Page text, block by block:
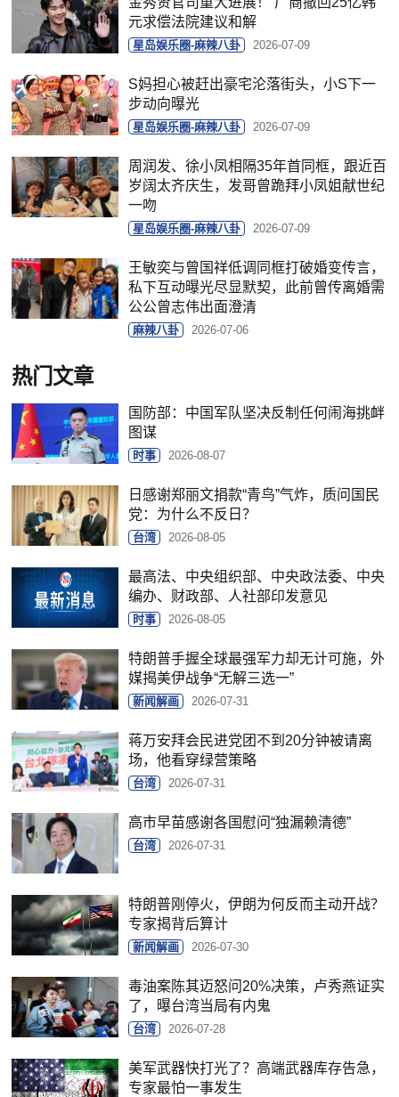
元求偿法院建议和解
星岛娱乐圈-麻辣八卦 2026-07-09
S妈担心被赶出豪宅沦落街头，小S下一
步动向曝光
星岛娱乐圈-麻辣八卦 2026-07-09
周润发、徐小凤相隔35年首同框，跟近百
岁阔太齐庆生，发哥曾跪拜小凤姐献世纪
一吻
星岛娱乐圈-麻辣八卦 2026-07-09
王敏奕与曾国祥低调同框打破婚变传言，
私下互动曝光尽显默契，此前曾传离婚需
公公曾志伟出面澄清
麻辣八卦 2026-07-06
热门文章
国防部：中国军队坚决反制任何闹海挑衅
图谋
时事 2026-08-07
日感谢郑丽文捐款“青鸟”气炸，质问国民
党：为什么不反日？
台湾 2026-08-05
最高法、中央组织部、中央政法委、中央
编办、财政部、人社部印发意见
时事 2026-08-05
特朗普手握全球最强军力却无计可施，外
媒揭美伊战争“无解三选一”
新闻解画 2026-07-31
蒋万安拜会民进党团不到20分钟被请离
场，他看穿绿营策略
台湾 2026-07-31
高市早苗感谢各国慰问“独漏赖清德”
台湾 2026-07-31
特朗普刚停火，伊朗为何反而主动开战？
专家揭背后算计
新闻解画 2026-07-30
毒油案陈其迈怒问20%决策，卢秀燕证实
了，曝台湾当局有内鬼
台湾 2026-07-28
美军武器快打光了？高端武器库存告急，
专家最怕一事发生